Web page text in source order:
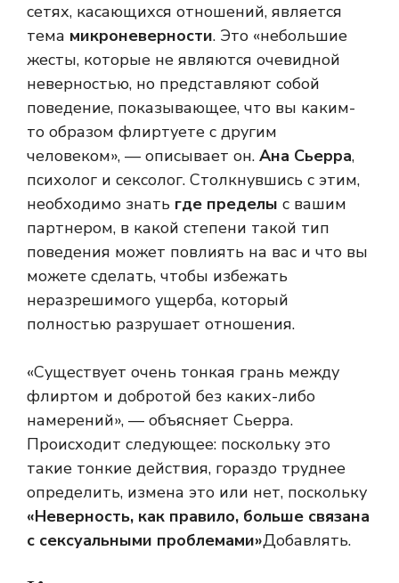
сетях, касающихся отношений, является
тема микроневерности. Это «небольшие
жесты, которые не являются очевидной
неверностью, но представляют собой
поведение, показывающее, что вы каким-
то образом флиртуете с другим
человеком», — описывает он. Ана Сьерра,
психолог и сексолог. Столкнувшись с этим,
необходимо знать где пределы с вашим
партнером, в какой степени такой тип
поведения может повлиять на вас и что вы
можете сделать, чтобы избежать
неразрешимого ущерба, который
полностью разрушает отношения.
«Существует очень тонкая грань между
флиртом и добротой без каких-либо
намерений», — объясняет Сьерра.
Происходит следующее: поскольку это
такие тонкие действия, гораздо труднее
определить, измена это или нет, поскольку
«Неверность, как правило, больше связана
с сексуальными проблемами»Добавлять.